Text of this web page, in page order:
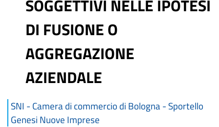
SOGGETTIVI NELLE IPOTESI
DI FUSIONE O
AGGREGAZIONE
AZIENDALE
SNI - Camera di commercio di Bologna - Sportello
Genesi Nuove Imprese